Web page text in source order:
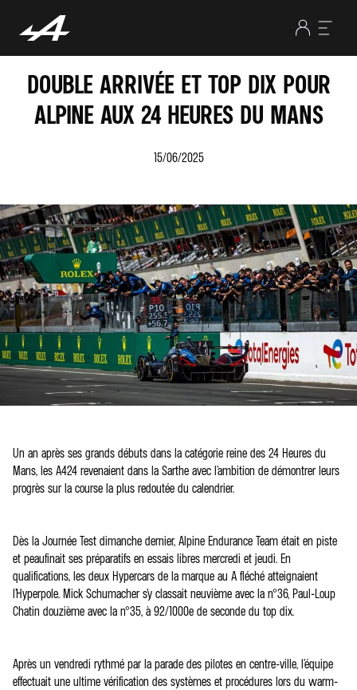
DOUBLE ARRIVÉE ET TOP DIX POUR
ALPINE AUX 24 HEURES DU MANS
15/06/2025
Un an après ses grands débuts dans la catégorie reine des 24 Heures du
Mans, les A424 revenaient dans la Sarthe avec l’ambition de démontrer leurs
progrès sur la course la plus redoutée du calendrier.
Dès la Journée Test dimanche dernier, Alpine Endurance Team était en piste
et peaufinait ses préparatifs en essais libres mercredi et jeudi. En
qualifications, les deux Hypercars de la marque au A fléché atteignaient
l’Hyperpole. Mick Schumacher s’y classait neuvième avec la n°36, Paul-Loup
Chatin douzième avec la n°35, à 92/1000e de seconde du top dix.
Après un vendredi rythmé par la parade des pilotes en centre-ville, l’équipe
effectuait une ultime vérification des systèmes et procédures lors du warm-